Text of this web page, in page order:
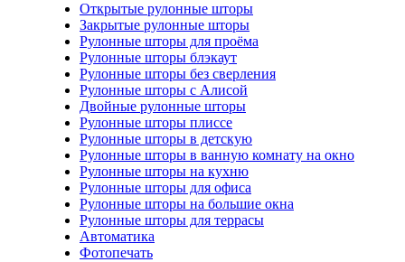
Открытые рулонные шторы
Закрытые рулонные шторы
Рулонные шторы для проёма
Рулонные шторы блэкаут
Рулонные шторы без сверления
Рулонные шторы с Алисой
Двойные рулонные шторы
Рулонные шторы плиссе
Рулонные шторы в детскую
Рулонные шторы в ванную комнату на окно
Рулонные шторы на кухню
Рулонные шторы для офиса
Рулонные шторы на большие окна
Рулонные шторы для террасы
Автоматика
Фотопечать